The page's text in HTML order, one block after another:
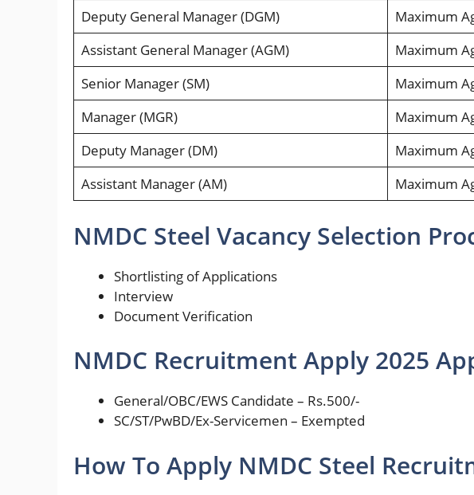
Deputy General Manager (DGM)
Maximum
Assistant General Manager (AGM)
Maximum
Senior Manager (SM)
Maximum
Manager (MGR)
Maximum
Deputy Manager (DM)
Maximum
Assistant Manager (AM)
Maximum
NMDC Steel Vacancy Selection
Shortlisting of Applications
Interview
Document Verification
NMDC Recruitment Apply 2025
General/OBC/EWS Candidate – Rs.500/-
SC/ST/PwBD/Ex-Servicemen – Exempted
How To Apply NMDC Steel